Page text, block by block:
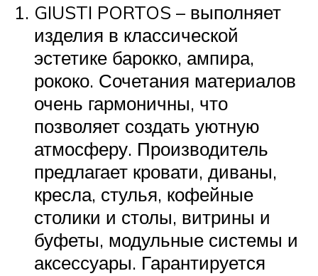
GIUSTI PORTOS – выполняет
изделия в классической
эстетике барокко, ампира,
рококо. Сочетания материалов
очень гармоничны, что
позволяет создать уютную
атмосферу. Производитель
предлагает кровати, диваны,
кресла, стулья, кофейные
столики и столы, витрины и
буфеты, модульные системы и
аксессуары. Гарантируется